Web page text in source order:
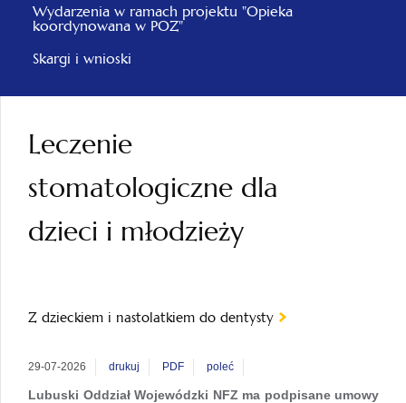
Wydarzenia w ramach projektu "Opieka
koordynowana w POZ"
Skargi i wnioski
Leczenie
stomatologiczne dla
dzieci i młodzieży
Z dzieckiem i nastolatkiem do dentysty
29-07-2026 drukuj PDF poleć
Lubuski Oddział Wojewódzki NFZ ma podpisane umowy